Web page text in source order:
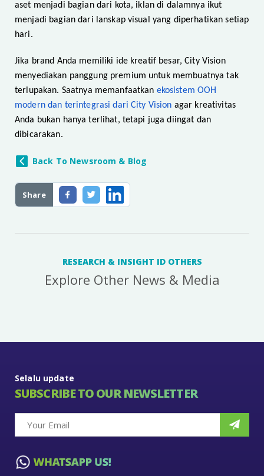
Share
aset menjadi bagian dari kota, iklan di dalamnya ikut
menjadi bagian dari lanskap visual yang diperhatikan setiap
hari.
Jika brand Anda memiliki ide kreatif besar, City Vision
menyediakan panggung premium untuk membuatnya tak
terlupakan. Saatnya memanfaatkan ekosistem OOH
modern dan terintegrasi dari City Vision agar kreativitas
Anda bukan hanya terlihat, tetapi juga diingat dan
dibicarakan.
Back To Newsroom & Blog
RESEARCH & INSIGHT ID OTHERS
Explore Other News & Media
Selalu update
SUBSCRIBE TO OUR NEWSLETTER